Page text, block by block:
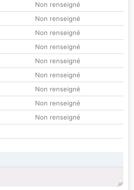
Non renseigné
Non renseigné
Non renseigné
Non renseigné
Non renseigné
Non renseigné
Non renseigné
Non renseigné
Non renseigné